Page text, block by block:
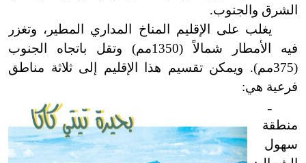
الشرق والجنوب.
يغلب على الإقليم المناخ المداري المطير، وتغزر
فيه الأمطار شمالاً (1350مم) وتقل باتجاه الجنوب
(375مم). ويمكن تقسيم هذا الإقليم إلى ثلاثة مناطق
فرعية هي:
ـ
منطقة
سهول